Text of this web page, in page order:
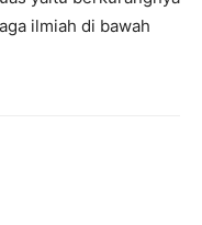
ilmiah di bawah